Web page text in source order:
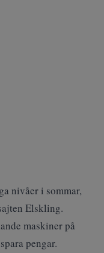
nivåer i sommar,
Elskling.
maskiner på
pengar.